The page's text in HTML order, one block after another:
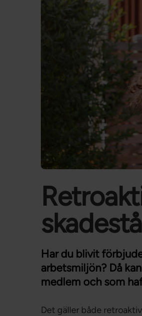
Har du blivit
arbetsmiljön? Då
medlem och som
Det gäller både